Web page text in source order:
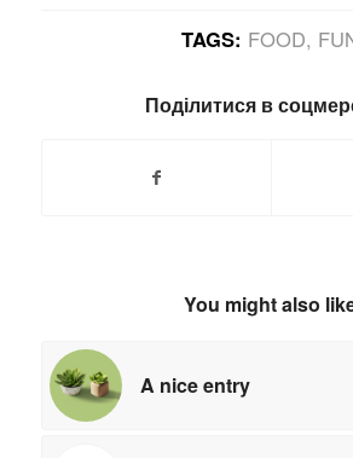
TAGS: FOOD,
Поділитися в
You might also
A nice entry